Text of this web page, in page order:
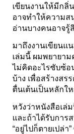
เขียนงานให้มีกลิ่
อาจทำให้ความ
อ่านบางคนอาจรู้
มาถึงงานเขียนแ
เล่มนี้ ผมพยายา
ไม่คิดอะไรซับซ้อ
บ้าง เพื่อสร้างสร
ตื่นเต้นเป็นหลักใ
หวังว่าหนังสือเล่
และถ้าได้รับการ
“อยู่ไปก็ตายเปล่